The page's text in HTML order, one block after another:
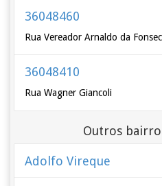
36048460
Rua Vereador Arnaldo da
36048410
Rua Wagner Giancoli
Outros
Adolfo Vireque